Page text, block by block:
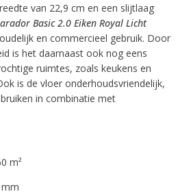
van 22,9 cm en een slijtlaag
Basic 2.0 Eiken Royal Licht
en commercieel gebruik. Door
is het daarnaast ook nog eens
ruimtes, zoals keukens en
is de vloer onderhoudsvriendelijk,
in combinatie met
m²